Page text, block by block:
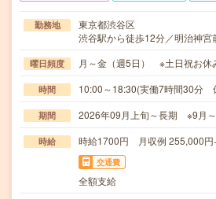
勤務地
東京都渋谷区
渋谷駅から徒歩12分／明治神
曜日頻度 月～金（週5日） ※土日祝お休
時間 10:00～18:30(実働7時間30分
期間 2026年09月上旬～長期 ※9月～
時給 時給1700円 月収例 255,000円
交通費
全額支給